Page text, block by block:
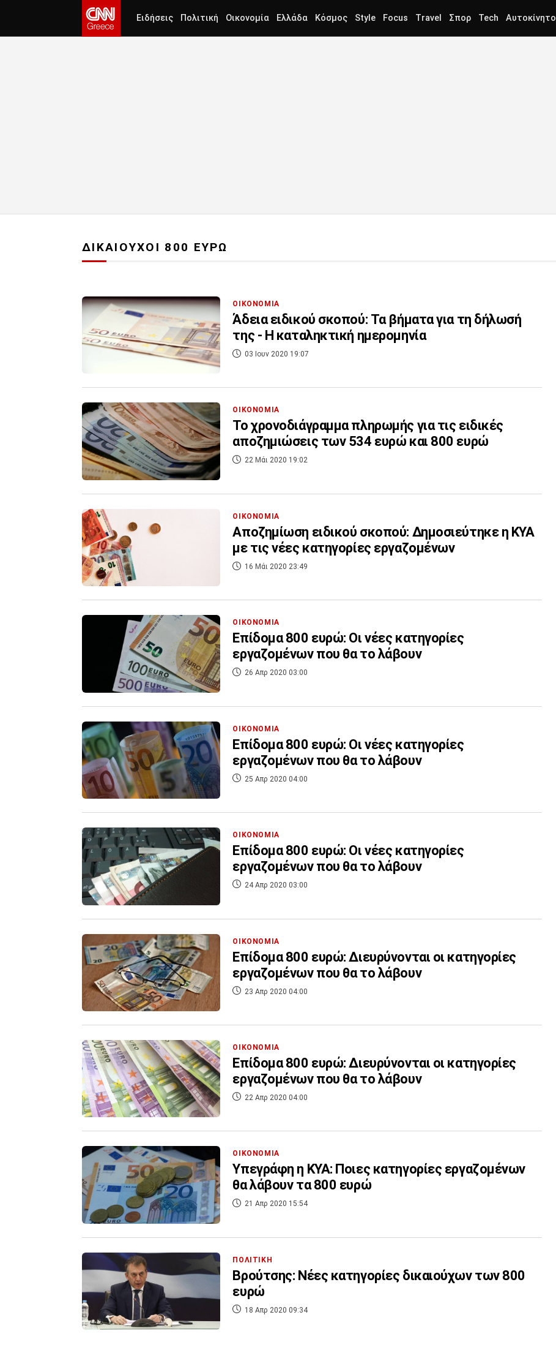
Ειδήσεις Πολιτική Οικονομία Ελλάδα Κόσμος Style Focus Travel Σπορ Tech Αυτοκίνητο
ΔΙΚΑΙΟΥΧΟΙ 800 ΕΥΡΩ
ΟΙΚΟΝΟΜΙΑ
Άδεια ειδικού σκοπού: Τα βήματα για τη δήλωσή
της - Η καταληκτική ημερομηνία
03 Ιουν 2020 19:07
ΟΙΚΟΝΟΜΙΑ
Το χρονοδιάγραμμα πληρωμής για τις ειδικές
αποζημιώσεις των 534 ευρώ και 800 ευρώ
22 Μάι 2020 19:02
ΟΙΚΟΝΟΜΙΑ
Αποζημίωση ειδικού σκοπού: Δημοσιεύτηκε η ΚΥΑ
με τις νέες κατηγορίες εργαζομένων
16 Μάι 2020 23:49
ΟΙΚΟΝΟΜΙΑ
Επίδομα 800 ευρώ: Οι νέες κατηγορίες
εργαζομένων που θα το λάβουν
26 Απρ 2020 03:00
ΟΙΚΟΝΟΜΙΑ
Επίδομα 800 ευρώ: Οι νέες κατηγορίες
εργαζομένων που θα το λάβουν
25 Απρ 2020 04:00
ΟΙΚΟΝΟΜΙΑ
Επίδομα 800 ευρώ: Οι νέες κατηγορίες
εργαζομένων που θα το λάβουν
24 Απρ 2020 03:00
ΟΙΚΟΝΟΜΙΑ
Επίδομα 800 ευρώ: Διευρύνονται οι κατηγορίες
εργαζομένων που θα το λάβουν
23 Απρ 2020 04:00
ΟΙΚΟΝΟΜΙΑ
Επίδομα 800 ευρώ: Διευρύνονται οι κατηγορίες
εργαζομένων που θα το λάβουν
22 Απρ 2020 04:00
ΟΙΚΟΝΟΜΙΑ
Υπεγράφη η ΚΥΑ: Ποιες κατηγορίες εργαζομένων
θα λάβουν τα 800 ευρώ
21 Απρ 2020 15:54
ΠΟΛΙΤΙΚΗ
Βρούτσης: Νέες κατηγορίες δικαιούχων των 800
ευρώ
18 Απρ 2020 09:34